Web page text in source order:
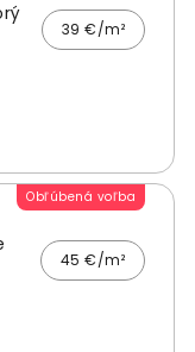
39 €/m²
Obľúbená voľba
45 €/m²